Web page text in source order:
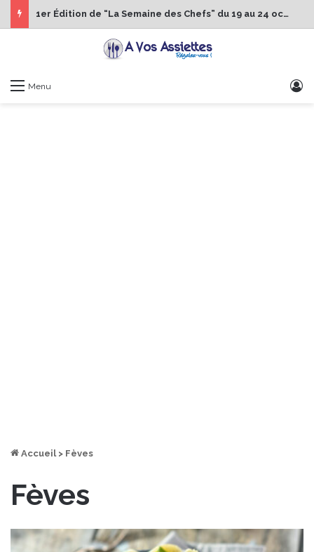
1er Édition de “La Semaine des Chefs” du 19 au 24 octobre 2026
Menu
Accueil > Fèves
Fèves